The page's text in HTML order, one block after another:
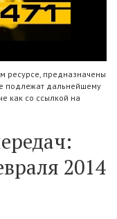
ресурсе, предназначены
подлежат дальнейшему
как со ссылкой на
2014